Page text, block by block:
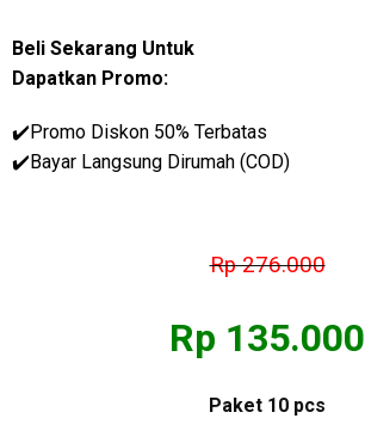
Beli Sekarang Untuk
Dapatkan Promo:
✔️Promo Diskon 50% Terbatas
✔️Bayar Langsung Dirumah (COD)
Rp 276.000
Rp 135.000
Paket 10 pcs